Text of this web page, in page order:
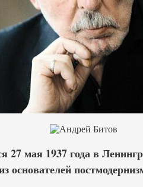
27 мая 1937 года в